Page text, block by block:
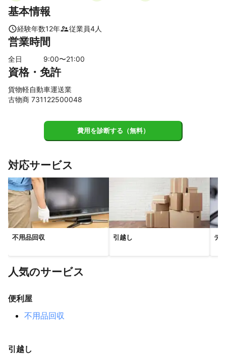
基本情報
経験年数12年 従業員4人
営業時間
全日 9:00〜21:00
資格・免許
貨物軽自動車運送業
古物商 731122500048
費用を診断する（無料）
対応サービス
不用品回収 引越し テ
人気のサービス
便利屋
不用品回収
引越し